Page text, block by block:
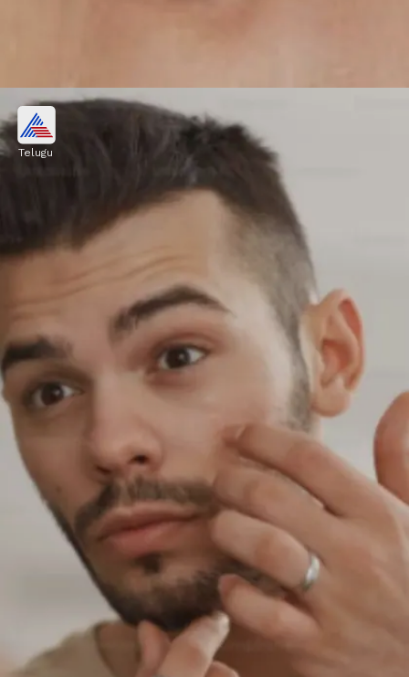
తలను శుభ్రంగా
చాలా మంది వర్షాలు పడుతుంటే స్నానమెందుకులే
అనుకుంటారు. కానీ ఇలా అస్సలు చేయకూడదు. మీరు
హ్యాండ్సమ్ గా, హెల్తీగా కనిపించాలంటే మాత్రం ప్రతిరోజూ
తలస్నానం చేయాలి.
Image credits: freepik
Telugu